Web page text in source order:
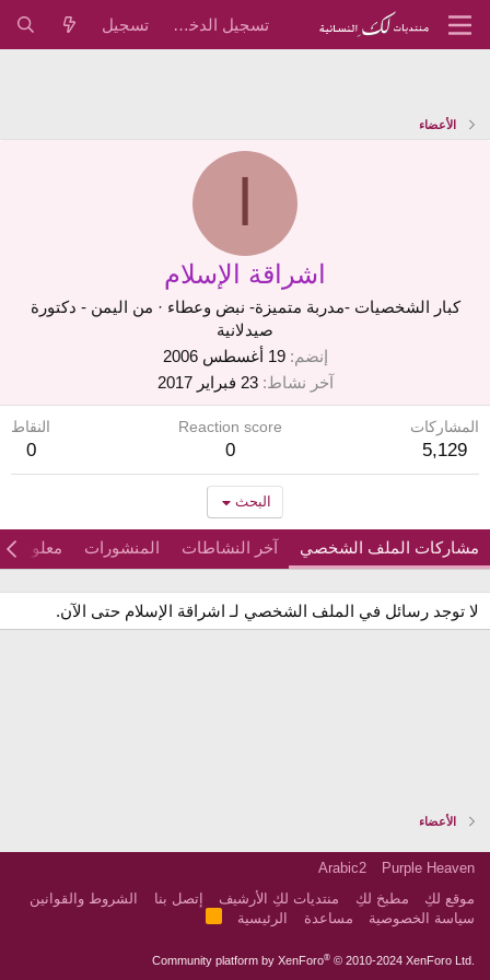
تسجيل الدخول تسجيل
الأعضاء
اشراقة الإسلام
كبار الشخصيات -مدربة متميزة- نبض وعطاء · من اليمن - دكتورة
صيدلانية
إنضم
19 أغسطس 2006
آخر نشاط 23 فبراير 2017
المشاركات
5,129
Reaction score
0
النقاط
0
البحث
مشاركات الملف الشخصي آخر النشاطات المنشورات معلومات
لا توجد رسائل في الملف الشخصي لـ اشراقة الإسلام حتى الآن.
الأعضاء
Purple Heaven
Arabic2
موقع لكِ
مطبخ لكِ منتديات لكِ الأرشيف إتصل بنا
الشروط والقوانين
سياسة الخصوصية
مساعدة الرئيسية
Community platform by XenForo® © 2010-2024 XenForo Ltd.